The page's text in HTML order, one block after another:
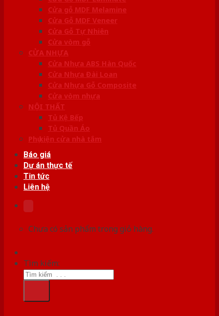
Cửa gỗ MDF Melamine
Cửa Gỗ MDF Veneer
Cửa Gỗ Tự Nhiên
Cửa vòm gỗ
CỬA NHỰA
Cửa Nhựa ABS Hàn Quốc
Cửa Nhựa Đài Loan
Cửa Nhựa Gỗ Composite
Cửa vòm nhựa
NỘI THẤT
Tủ Kệ Bếp
Tủ Quần Áo
Phụ kiện cửa nhà tắm
Báo giá
Dự án thực tế
Tin tức
Liên hệ
Chưa có sản phẩm trong giỏ hàng.
Tìm kiếm: